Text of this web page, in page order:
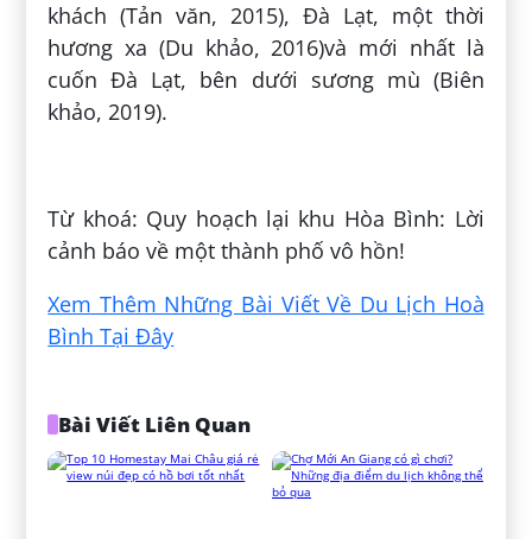
khách (Tản văn, 2015), Đà Lạt, một thời
hương xa (Du khảo, 2016)và mới nhất là
cuốn Đà Lạt, bên dưới sương mù (Biên
khảo, 2019).
Từ khoá: Quy hoạch lại khu Hòa Bình: Lời
cảnh báo về một thành phố vô hồn!
Xem Thêm Những Bài Viết Về Du Lịch Hoà
Bình Tại Đây
Bài Viết Liên Quan